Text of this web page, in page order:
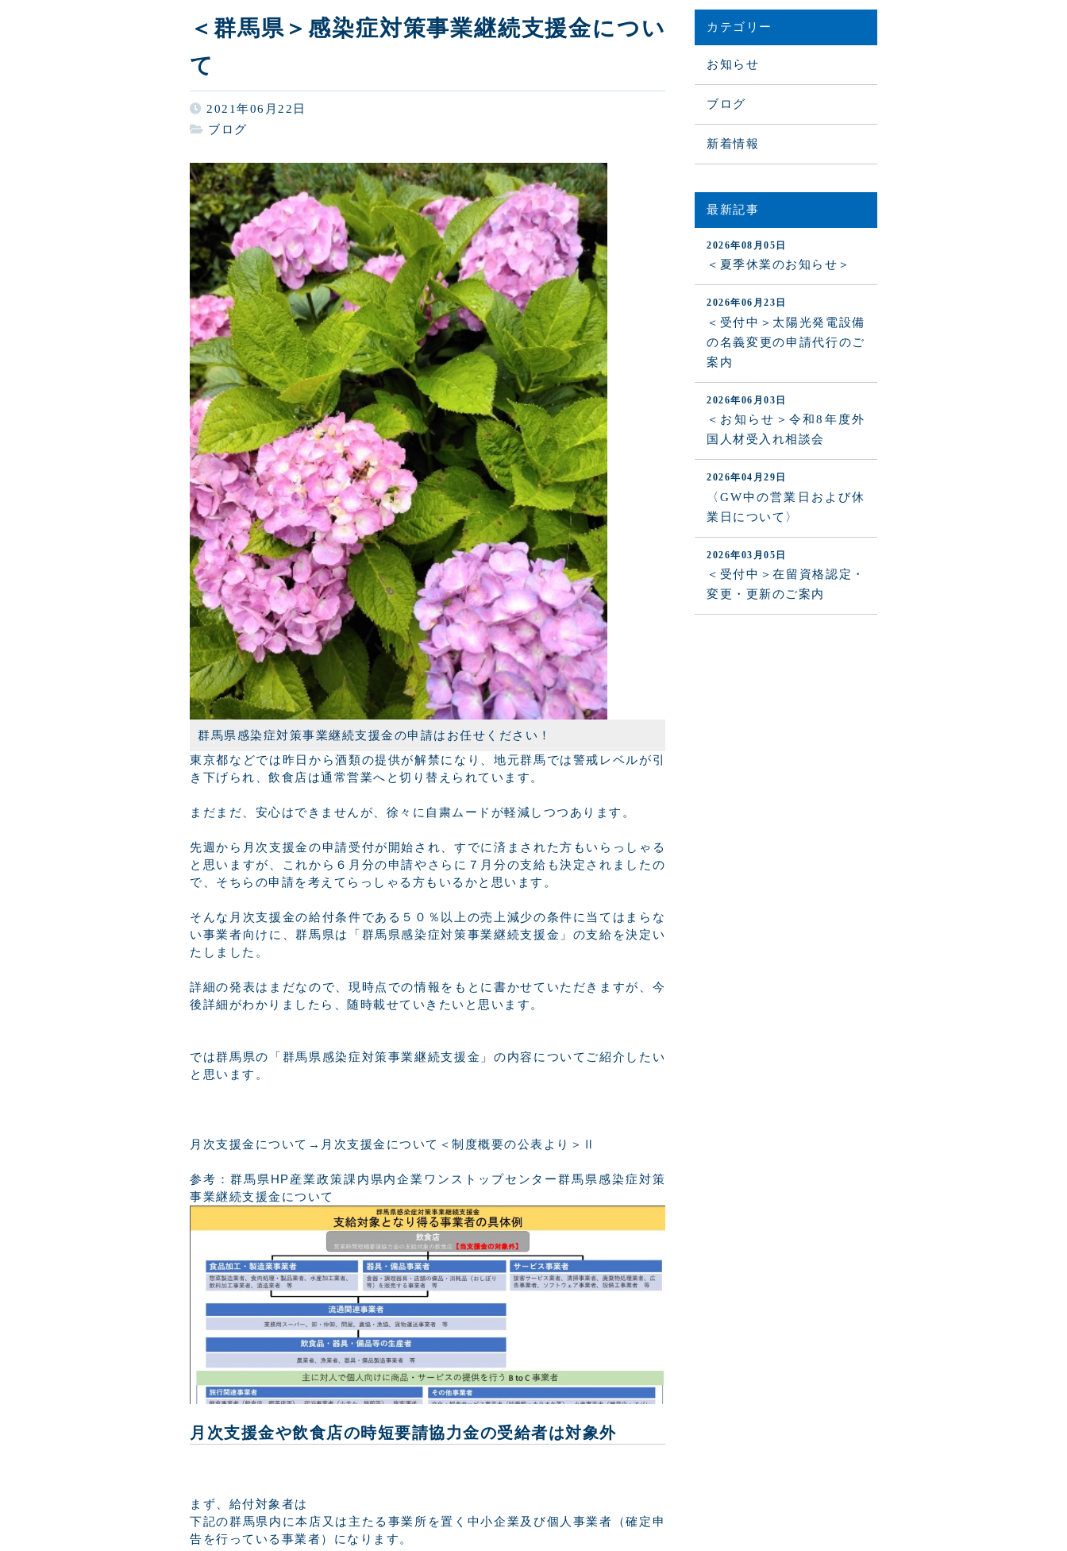
＜群馬県＞感染症対策事業継続支援金につい
て
2021年06月22日
ブログ
群馬県感染症対策事業継続支援金の申請はお任せください！
東京都などでは昨日から酒類の提供が解禁になり、地元群馬では警戒レベルが引
き下げられ、飲食店は通常営業へと切り替えられています。
まだまだ、安心はできませんが、徐々に自粛ムードが軽減しつつあります。
先週から月次支援金の申請受付が開始され、すでに済まされた方もいらっしゃる
と思いますが、これから６月分の申請やさらに７月分の支給も決定されましたの
で、そちらの申請を考えてらっしゃる方もいるかと思います。
そんな月次支援金の給付条件である５０％以上の売上減少の条件に当てはまらな
い事業者向けに、群馬県は「群馬県感染症対策事業継続支援金」の支給を決定い
たしました。
詳細の発表はまだなので、現時点での情報をもとに書かせていただきますが、今
後詳細がわかりましたら、随時載せていきたいと思います。
では群馬県の「群馬県感染症対策事業継続支援金」の内容についてご紹介したい
と思います。
月次支援金について→ 月次支援金について＜制度概要の公表より＞Ⅱ
参考： 群馬県HP産業政策課内県内企業ワンストップセンター群馬県感染症対策
事業継続支援金について
月次支援金や飲食店の時短要請協力金の受給者は対象外
まず、給付対象者は
下記の群馬県内に本店又は主たる事業所を置く中小企業及び個人事業者（確定申
告を行っている事業者）になります。
カテゴリー
お知らせ
ブログ
新着情報
最新記事
2026年08月05日
＜夏季休業のお知らせ＞
2026年06月23日
＜受付中＞太陽光発電設備
の名義変更の申請代行のご
案内
2026年06月03日
＜お知らせ＞令和8年度外
国人材受入れ相談会
2026年04月29日
〈GW中の営業日および休
業日について〉
2026年03月05日
＜受付中＞在留資格認定・
変更・更新のご案内